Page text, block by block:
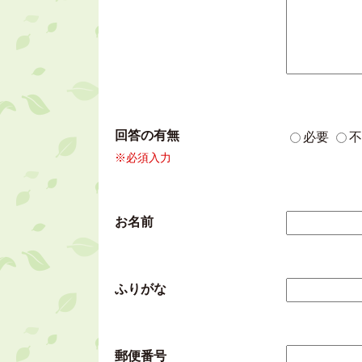
回答の有無
※必須入力
必要
お名前
ふりがな
郵便番号